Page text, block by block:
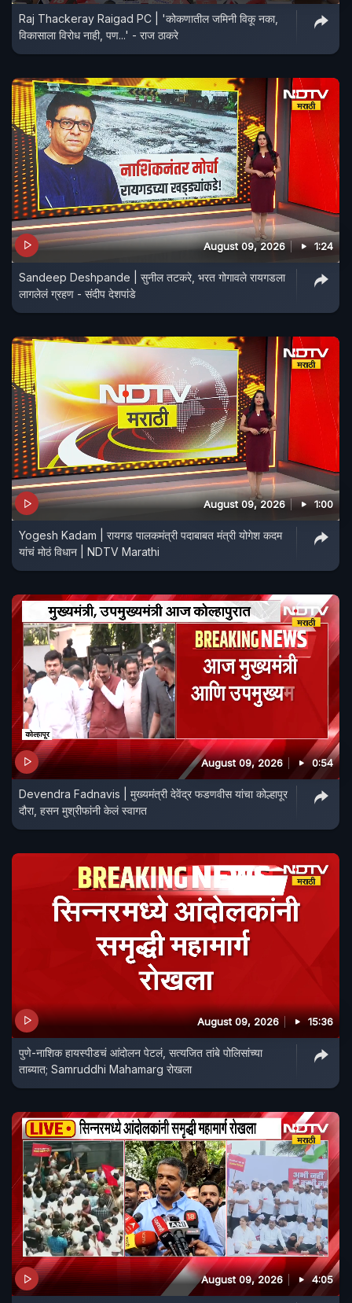
Raj Thackeray Raigad PC | 'कोकणातील जमिनी विकू नका,
विकासाला विरोध नाही, पण...' - राज ठाकरे
August 09, 2026 1:24
Sandeep Deshpande | सुनील तटकरे, भरत गोगावले रायगडला
लागलेलं ग्रहण - संदीप देशपांडे
August 09, 2026 1:00
Yogesh Kadam | रायगड पालकमंत्री पदाबाबत मंत्री योगेश कदम
यांचं मोठं विधान | NDTV Marathi
August 09, 2026 0:54
Devendra Fadnavis | मुख्यमंत्री देवेंद्र फडणवीस यांचा कोल्हापूर
दौरा, हसन मुश्रीफांनी केलं स्वागत
August 09, 2026 15:36
पुणे-नाशिक हायस्पीडचं आंदोलन पेटलं, सत्यजित तांबे पोलिसांच्या
ताब्यात; Samruddhi Mahamarg रोखला
August 09, 2026 4:05